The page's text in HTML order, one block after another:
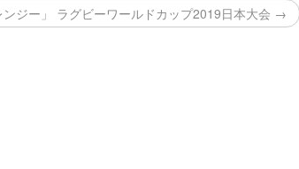
ンジー」 ラグビーワールドカップ2019日本大会 →